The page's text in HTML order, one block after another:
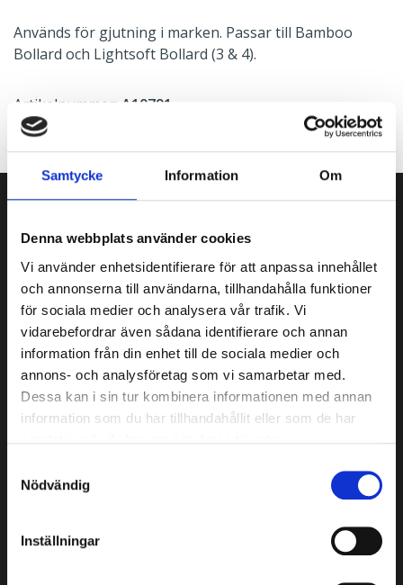
Samtycke Information Om
Denna webbplats använder cookies
Vi använder enhetsidentifierare för att anpassa innehållet
och annonserna till användarna, tillhandahålla funktioner
för sociala medier och analysera vår trafik. Vi
vidarebefordrar även sådana identifierare och annan
information från din enhet till de sociala medier och
annons- och analysföretag som vi samarbetar med.
Dessa kan i sin tur kombinera informationen med annan
information som du har tillhandahållit eller som de har
Nödvändig
Inställningar
Används för gjutning i marken. Passar till Bamboo
Bollard och Lightsoft Bollard (3 & 4).
Artikelnummer: A10791